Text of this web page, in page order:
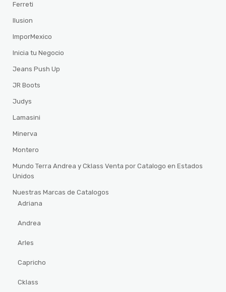
Ferreti
Ilusion
ImporMexico
Inicia tu Negocio
Jeans Push Up
JR Boots
Judys
Lamasini
Minerva
Montero
Mundo Terra Andrea y Cklass Venta por Catalogo en Estados
Unidos
Nuestras Marcas de Catalogos
Adriana
Andrea
Arles
Capricho
Cklass